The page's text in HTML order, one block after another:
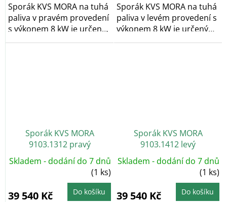
Sporák KVS MORA na tuhá
paliva v pravém provedení
s výkonem 8 kW je určený
na vaření a...
Sporák KVS MORA na tuhá
paliva v levém provedení s
výkonem 8 kW je určený
na vaření a...
Sporák KVS MORA
9103.1312 pravý
Skladem - dodání do 7 dnů
(1 ks)
39 540 Kč Do košíku
Sporák KVS MORA
9103.1412 levý
Skladem - dodání do 7 dnů
(1 ks)
39 540 Kč Do košíku